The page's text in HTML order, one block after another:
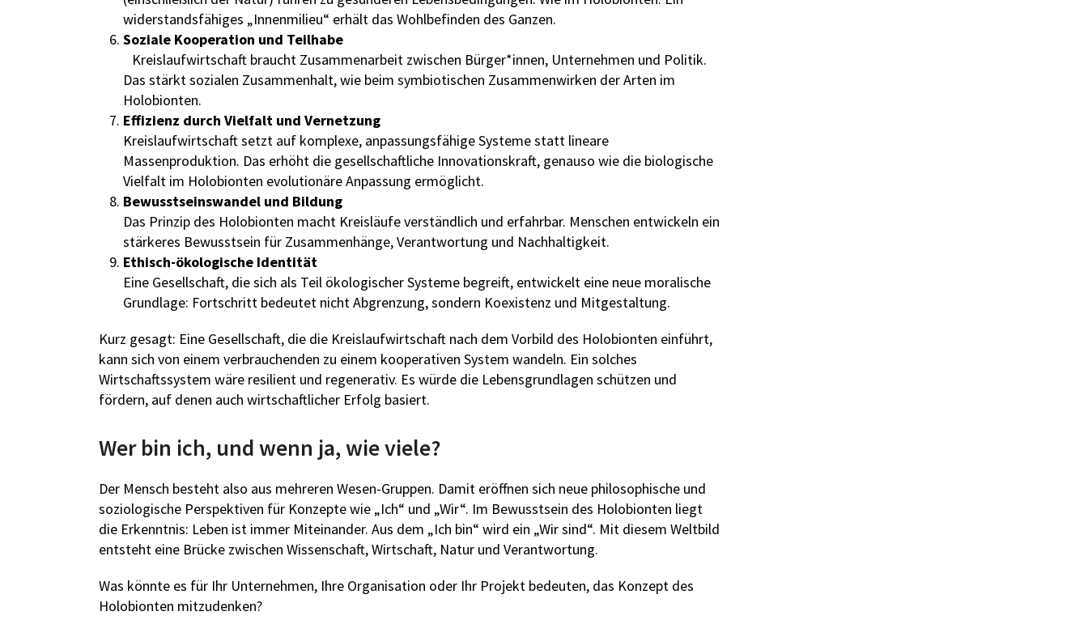
widerstandsfähiges „Innenmilieu“ erhält das Wohlbefinden des Ganzen.
Soziale Kooperation und Teilhabe
Kreislaufwirtschaft braucht Zusammenarbeit zwischen Bürger*innen, Unternehmen und Politik.
Das stärkt sozialen Zusammenhalt, wie beim symbiotischen Zusammenwirken der Arten im
Holobionten.
Effizienz durch Vielfalt und Vernetzung
Kreislaufwirtschaft setzt auf komplexe, anpassungsfähige Systeme statt lineare
Massenproduktion. Das erhöht die gesellschaftliche Innovationskraft, genauso wie die biologische
Vielfalt im Holobionten evolutionäre Anpassung ermöglicht.
Bewusstseinswandel und Bildung
Das Prinzip des Holobionten macht Kreisläufe verständlich und erfahrbar. Menschen entwickeln ein
stärkeres Bewusstsein für Zusammenhänge, Verantwortung und Nachhaltigkeit.
Ethisch-ökologische Identität
Eine Gesellschaft, die sich als Teil ökologischer Systeme begreift, entwickelt eine neue moralische
Grundlage: Fortschritt bedeutet nicht Abgrenzung, sondern Koexistenz und Mitgestaltung.
Kurz gesagt: Eine Gesellschaft, die die Kreislaufwirtschaft nach dem Vorbild des Holobionten einführt,
kann sich von einem verbrauchenden zu einem kooperativen System wandeln. Ein solches
Wirtschaftssystem wäre resilient und regenerativ. Es würde die Lebensgrundlagen schützen und
fördern, auf denen auch wirtschaftlicher Erfolg basiert.
Wer bin ich, und wenn ja, wie viele?
Der Mensch besteht also aus mehreren Wesen-Gruppen. Damit eröffnen sich neue philosophische und
soziologische Perspektiven für Konzepte wie „Ich“ und „Wir“. Im Bewusstsein des Holobionten liegt
die Erkenntnis: Leben ist immer Miteinander. Aus dem „Ich bin“ wird ein „Wir sind“. Mit diesem Weltbild
entsteht eine Brücke zwischen Wissenschaft, Wirtschaft, Natur und Verantwortung.
Was könnte es für Ihr Unternehmen, Ihre Organisation oder Ihr Projekt bedeuten, das Konzept des
Holobionten mitzudenken?